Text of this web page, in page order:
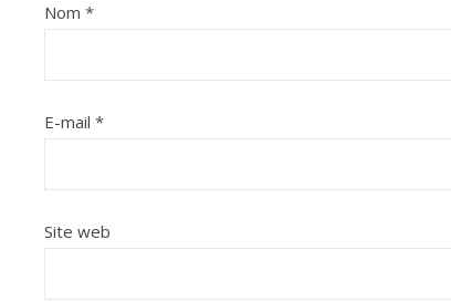
Nom *
E-mail *
Site web